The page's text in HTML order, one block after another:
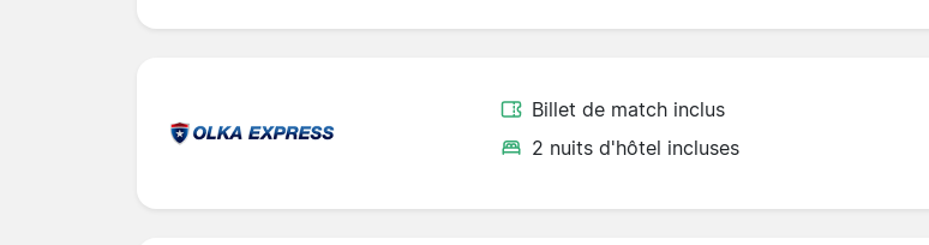
Billet de match inclus
2 nuits d'hôtel incluses